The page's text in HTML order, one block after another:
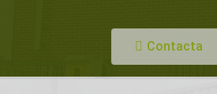
Contacta